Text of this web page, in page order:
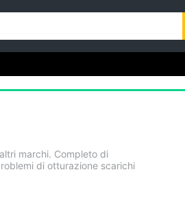
marchi. Completo di
di otturazione scarichi